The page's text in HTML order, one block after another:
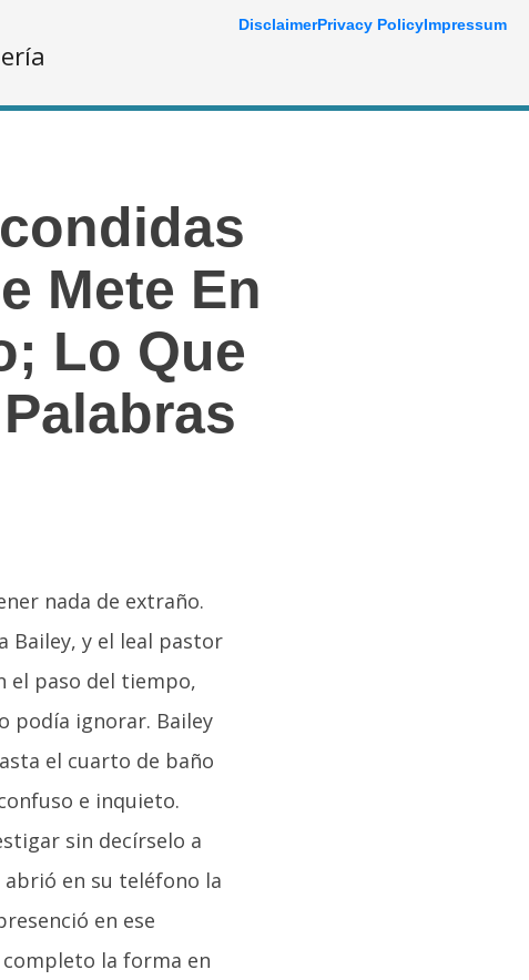
Mete En
Lo Que
nada de extraño.
Bailey, y el leal pastor
el paso del tiempo,
podía ignorar. Bailey
el cuarto de baño
e inquieto.
sin decírselo a
en su teléfono la
en ese
la forma en
DisclaimerPrivacy PolicyImpressum